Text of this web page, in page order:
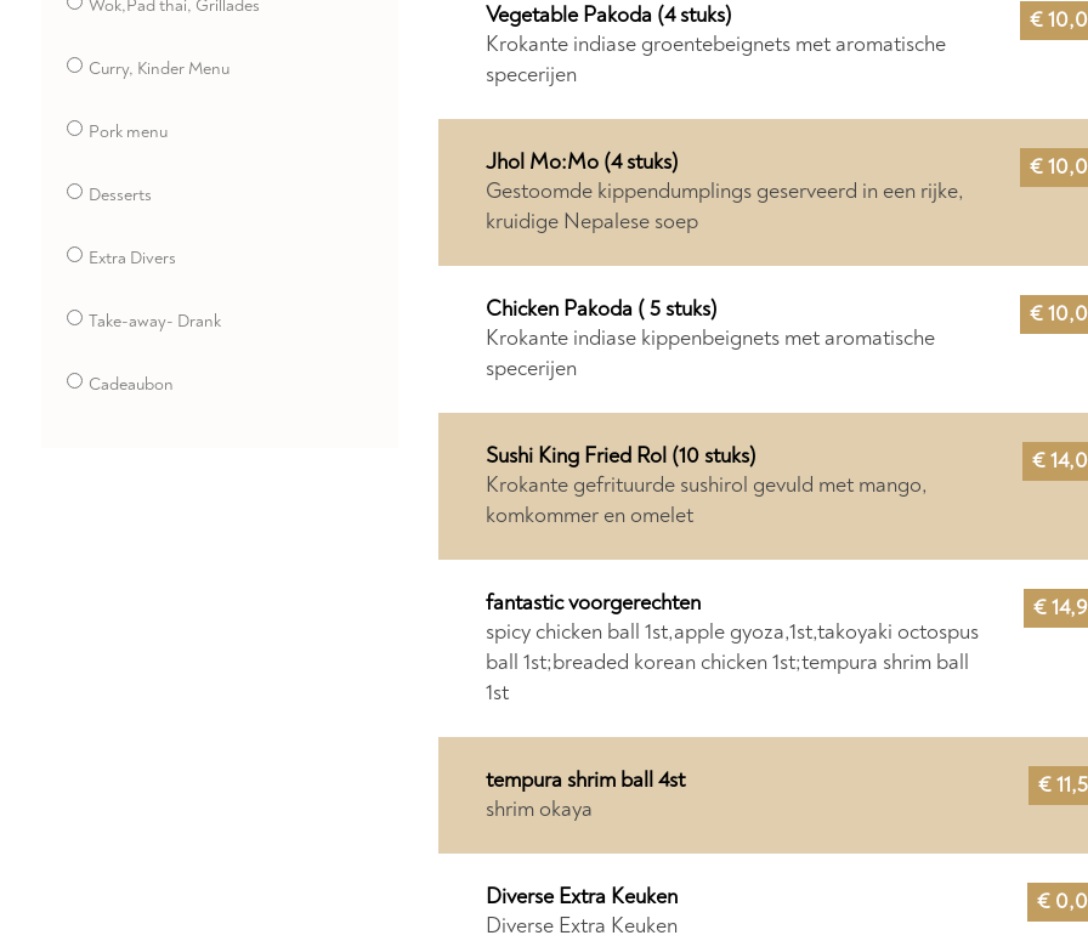
Wok,Pad thai, Grillades
Curry, Kinder Menu
Pork menu
Desserts
Extra Divers
Take-away- Drank
Cadeaubon
Vegetable Pakoda (4 stuks)
Krokante indiase groentebeignets met aromatische
specerijen
€
Jhol Mo:Mo (4 stuks)
Gestoomde kippendumplings geserveerd in een rijke,
kruidige Nepalese soep
€
Chicken Pakoda ( 5 stuks)
Krokante indiase kippenbeignets met aromatische
specerijen
€
Sushi King Fried Rol (10 stuks)
Krokante gefrituurde sushirol gevuld met mango,
komkommer en omelet
€
fantastic voorgerechten
spicy chicken ball 1st,apple gyoza,1st,takoyaki octospus
ball 1st;breaded korean chicken 1st;tempura shrim ball
1st
€
tempura shrim ball 4st
shrim okaya
€
Diverse Extra Keuken
Diverse Extra Keuken
€